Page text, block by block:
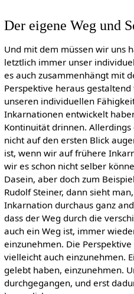
Der eigene Weg und
Und mit dem müssen wir uns
letztlich immer unser
es auch zusammenhängt mit
Perspektive heraus
unseren individuellen
Inkarnationen entwickelt
Kontinuität drinnen.
nicht auf den ersten Blick
ist, wenn wir auf frühere
wir es schon nicht selber
Dasein, aber doch zum
Rudolf Steiner, dann sieht
Inkarnation durchaus ganz
dass der Weg durch die
auch ein Weg ist, immer
einzunehmen. Die
vielleicht auch einzunehmen.
gelebt haben, einzunehmen.
durchgegangen, und erst